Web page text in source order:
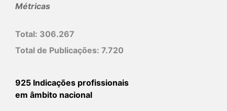
Métricas
Total: 306.267
Total de Publicações: 7.720
925 Indicações profissionais
em âmbito nacional